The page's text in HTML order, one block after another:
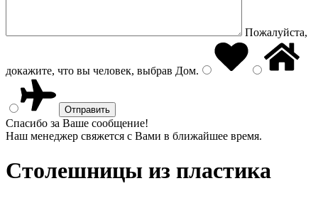
Пожалуйста,
докажите, что вы человек, выбрав Дом.
Спасибо за Ваше сообщение!
Наш менеджер свяжется с Вами в ближайшее время.
Столешницы из пластика